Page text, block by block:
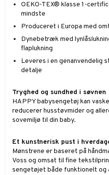
OEKO-TEX® klasse 1-
mindste
Produceret i Europa med
Dynebetræk med
flaplukning
Leveres i en genanvendelig
detalje
Tryghed og sundhed i søvnen
HAPPY babysengetøj kan
reducerer husstøvmider og
sovemiljø til din baby.
Et kunstnerisk pust i
Mønstrene er baseret på
Voss og omsat til fine
sengetøjet både funktionelt